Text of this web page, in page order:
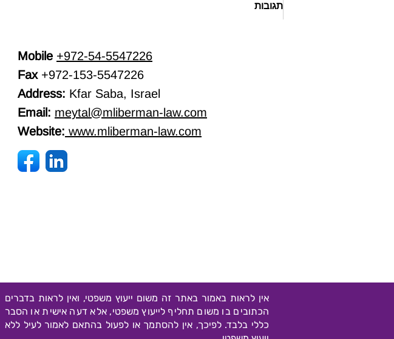
איך הופכים כסף ל"מורשת"?
אסטרטגיות להגנה על הון
וובינר:
בין-דורית
תגובות
Mobile +972-54-5547226
Fax+972-153-5547226
Address: Kfar Saba, Israel
Email: meytal@mliberman-law.com
Website: www.mliberman-law.com
אין לראות באמור באתר זה משום ייעוץ משפטי, ואין לראות בדברים
הכתובים בו משום תחליף לייעוץ משפטי, אלא דעה אישית או הסבר
כללי בלבד. לפיכך, אין להסתמך או לפעול בהתאם לאמור לעיל ללא